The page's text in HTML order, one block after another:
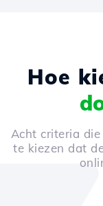
Hoe
Acht criteria
te kiezen dat